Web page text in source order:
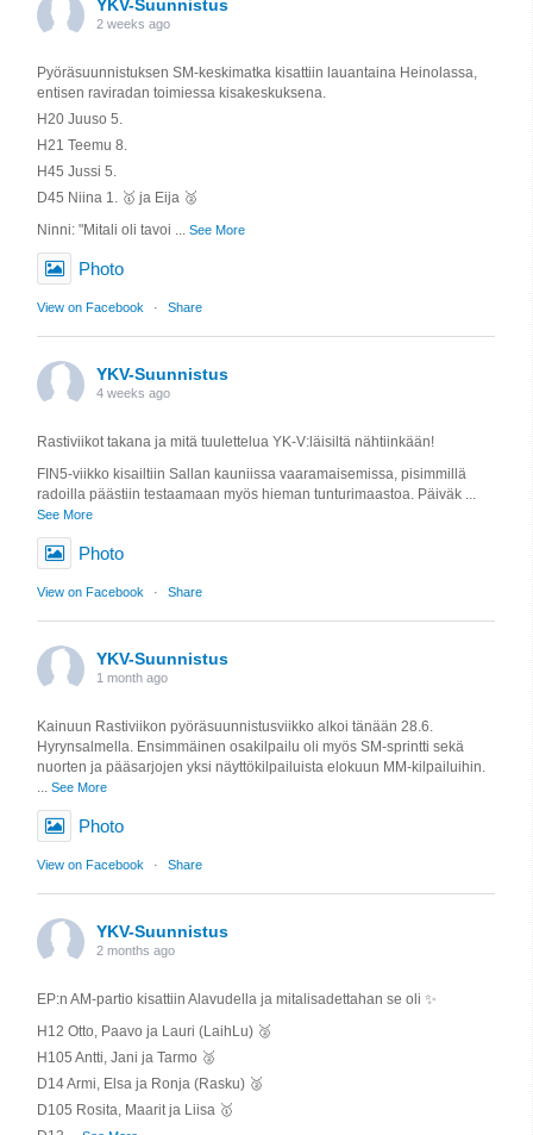
YKV-Suunnistus
2 weeks ago
Pyöräsuunnistuksen SM-keskimatka kisattiin lauantaina Heinolassa,
entisen raviradan toimiessa kisakeskuksena.
H20 Juuso 5.
H21 Teemu 8.
H45 Jussi 5.
D45 Niina 1. 🥇 ja Eija 🥈
Ninni: "Mitali oli tavoi ... See More
Photo
View on Facebook · Share
YKV-Suunnistus
4 weeks ago
Rastiviikot takana ja mitä tuulettelua YK-V:läisiltä nähtiinkään!
FIN5-viikko kisailtiin Sallan kauniissa vaaramaisemissa, pisimmillä
radoilla päästiin testaamaan myös hieman tunturimaastoa. Päiväk ...
See More
Photo
View on Facebook · Share
YKV-Suunnistus
1 month ago
Kainuun Rastiviikon pyöräsuunnistusviikko alkoi tänään 28.6.
Hyrynsalmella. Ensimmäinen osakilpailu oli myös SM-sprintti sekä
nuorten ja pääsarjojen yksi näyttökilpailuista elokuun MM-kilpailuihin.
... See More
Photo
View on Facebook · Share
YKV-Suunnistus
2 months ago
EP:n AM-partio kisattiin Alavudella ja mitalisadettahan se oli ✨️
H12 Otto, Paavo ja Lauri (LaihLu) 🥈
H105 Antti, Jani ja Tarmo 🥈
D14 Armi, Elsa ja Ronja (Rasku) 🥈
D105 Rosita, Maarit ja Liisa 🥇